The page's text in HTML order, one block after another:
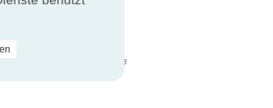
Certified Performance